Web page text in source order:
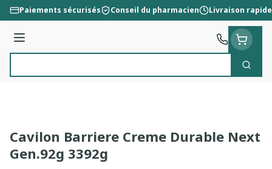
Aller au contenu
Paiements sécurisés Conseil du pharmacien Livraison rapide
Menu
Cavilon Barriere Creme Durable Next
Gen.92g 3392g